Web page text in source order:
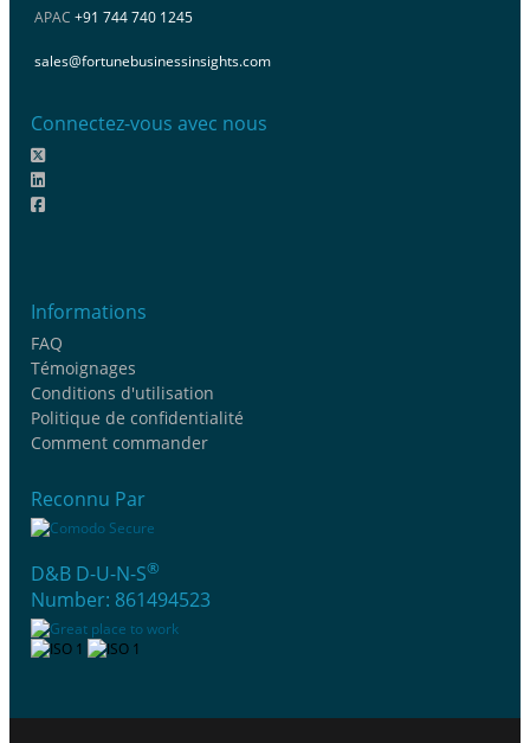
APAC +91 744 740 1245
sales@fortunebusinessinsights.com
Connectez-vous avec nous
Informations
FAQ
Témoignages
Conditions d'utilisation
Politique de confidentialité
Comment commander
Reconnu Par
D&B D-U-N-S®
Number: 861494523